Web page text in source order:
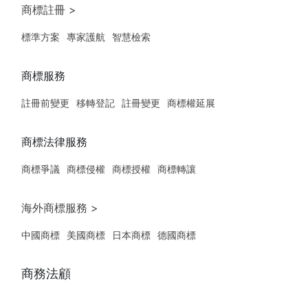
商標註冊 >
標準方案 專家護航 智慧檢索
商標服務
註冊前變更 移轉登記 註冊變更 商標權延展
商標法律服務
商標爭議 商標侵權 商標授權 商標轉讓
海外商標服務 >
中國商標 美國商標 日本商標 德國商標
商務法顧